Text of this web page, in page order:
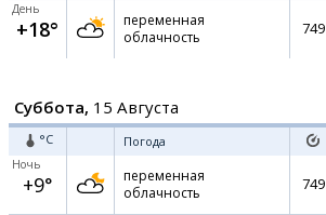
День
+18°
переменная
облачность
749
Суббота, 15 Августа
°C Погода
Ночь
+9°
переменная
облачность
749